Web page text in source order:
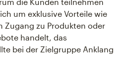
um exklusive Vorteile wie
Zugang zu Produkten oder
handelt, das
bei der Zielgruppe Anklang